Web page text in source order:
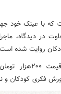
که با عینک خود
در دیدگاه،
روایت شده
علاقه‌مندان